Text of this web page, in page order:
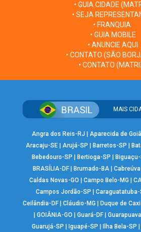
• GUIA CIDADE
• SEJA
• FRANQUIA
• GUIA MOBILE
• ANUNCIE AQUI
• CONTATO (SÃO
• CONTATO
MAIS
Angra dos Reis-RJ | Aparecida de
Aracaju-SE | Arujá-SP |Barretos-SP |
Bebedouro-SP |Bertioga-SP |
BRASÍLIA-DF| Brumado-BA|
Caldas Novas-GO |Campo Belo-MG |
Campos Jordão-SP | Caraguatatuba-
Ceilândia-DF| Cláudio-MG | Duque de
| GOIÂNIA-GO | Guará-DF|
Guarujá-SP | Iguapé-SP | Ilha Bela-SP |